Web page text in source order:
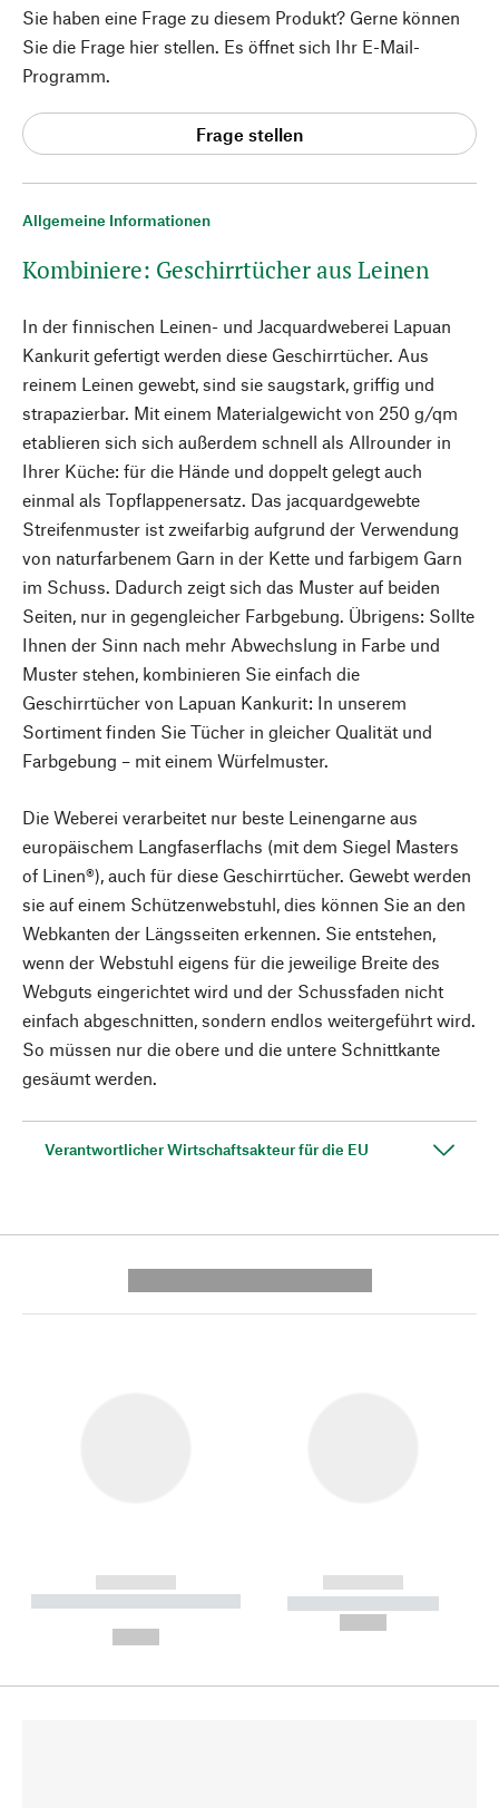
Allgemeine Informationen
Kombiniere: Geschirrtücher aus Leinen
In der finnischen Leinen- und Jacquardweberei Lapuan
Kankurit gefertigt werden diese Geschirrtücher. Aus
reinem Leinen gewebt, sind sie saugstark, griffig und
strapazierbar. Mit einem Materialgewicht von 250 g/qm
etablieren sich sich außerdem schnell als Allrounder in
Ihrer Küche: für die Hände und doppelt gelegt auch
einmal als Topflappenersatz. Das jacquardgewebte
Streifenmuster ist zweifarbig aufgrund der Verwendung
von naturfarbenem Garn in der Kette und farbigem Garn
im Schuss. Dadurch zeigt sich das Muster auf beiden
Seiten, nur in gegengleicher Farbgebung. Übrigens: Sollte
Ihnen der Sinn nach mehr Abwechslung in Farbe und
Muster stehen, kombinieren Sie einfach die
Geschirrtücher von Lapuan Kankurit: In unserem
Sortiment finden Sie Tücher in gleicher Qualität und
Farbgebung – mit einem Würfelmuster.
Die Weberei verarbeitet nur beste Leinengarne aus
europäischem Langfaserflachs (mit dem Siegel Masters
of Linen®), auch für diese Geschirrtücher. Gewebt werden
sie auf einem Schützenwebstuhl, dies können Sie an den
Webkanten der Längsseiten erkennen. Sie entstehen,
wenn der Webstuhl eigens für die jeweilige Breite des
Webguts eingerichtet wird und der Schussfaden nicht
einfach abgeschnitten, sondern endlos weitergeführt wird.
So müssen nur die obere und die untere Schnittkante
gesäumt werden.
Verantwortlicher Wirtschaftsakteur für die EU
Sie haben eine Frage zu diesem Produkt? Gerne können
Sie die Frage hier stellen. Es öffnet sich Ihr E-Mail-
Programm.
Frage stellen
------------
----------- ----------- --------
------------
----------- -----------